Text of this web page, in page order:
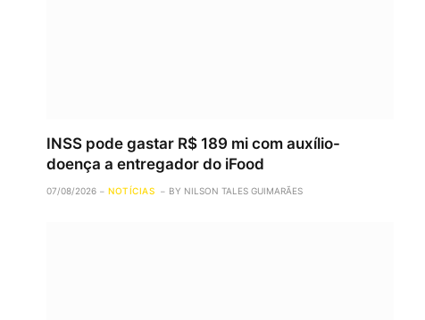
INSS pode gastar R$ 189 mi com auxílio-
doença a entregador do iFood
07/08/2026 NOTÍCIAS BY NILSON TALES GUIMARÃES